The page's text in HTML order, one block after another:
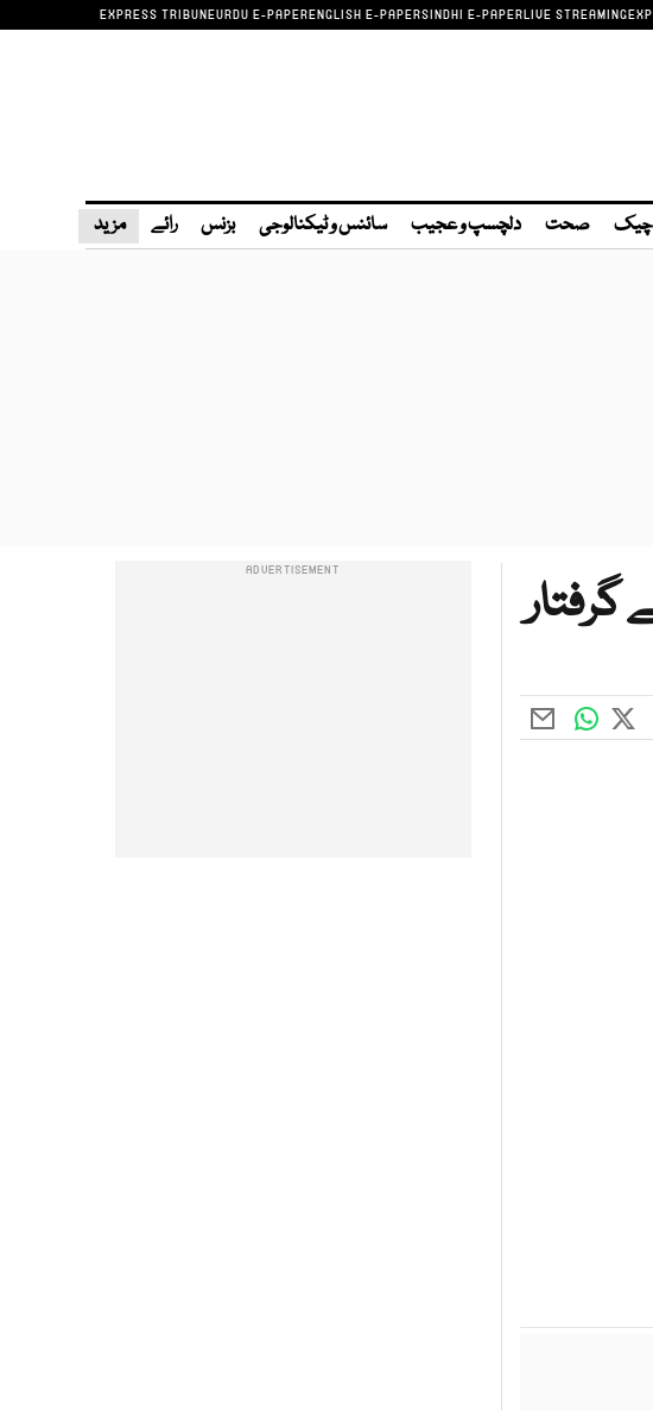
EXPRESS TRIBUNEURDU E-PAPERENGLISH E-PAPERSINDHI E-PAPERLIVE STREAMING
چیک صحت دلچسپ و عجیب سائنس و ٹیکنالوجی بزنس رائے مزید